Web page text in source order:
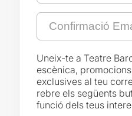
Uneix-te a Teatre
escènica,
exclusives al teu
rebre els següents
funció dels teus